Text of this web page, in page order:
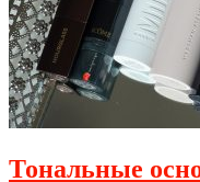
Тональные